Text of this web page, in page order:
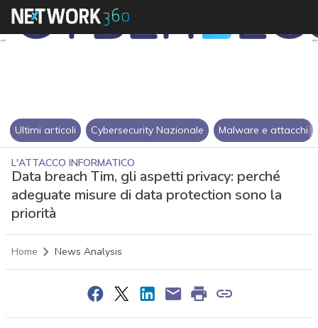
Ultimi articoli Cybersecurity Nazionale Malware e attacchi
L'ATTACCO INFORMATICO
Data breach Tim, gli aspetti privacy: perché
adeguate misure di data protection sono la
priorità
Home News Analysis